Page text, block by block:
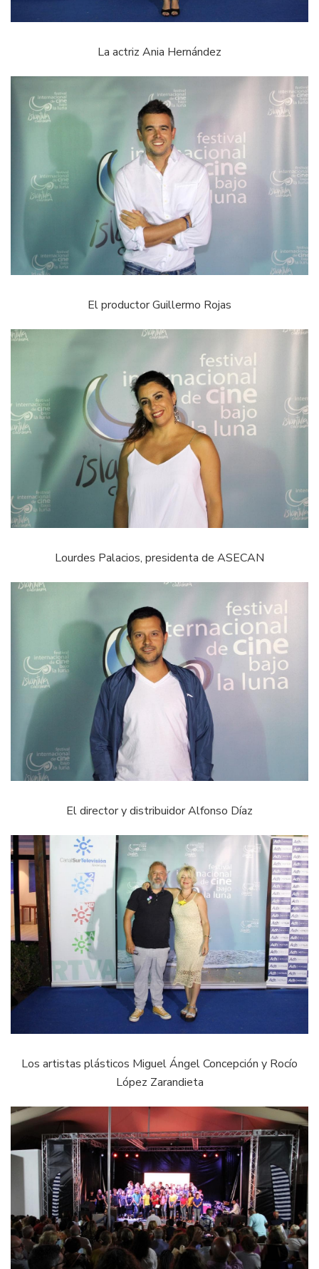
La actriz Ania Hernández
El productor Guillermo Rojas
Lourdes Palacios, presidenta de ASECAN
El director y distribuidor Alfonso Díaz
Los artistas plásticos Miguel Ángel Concepción y Rocío
López Zarandieta